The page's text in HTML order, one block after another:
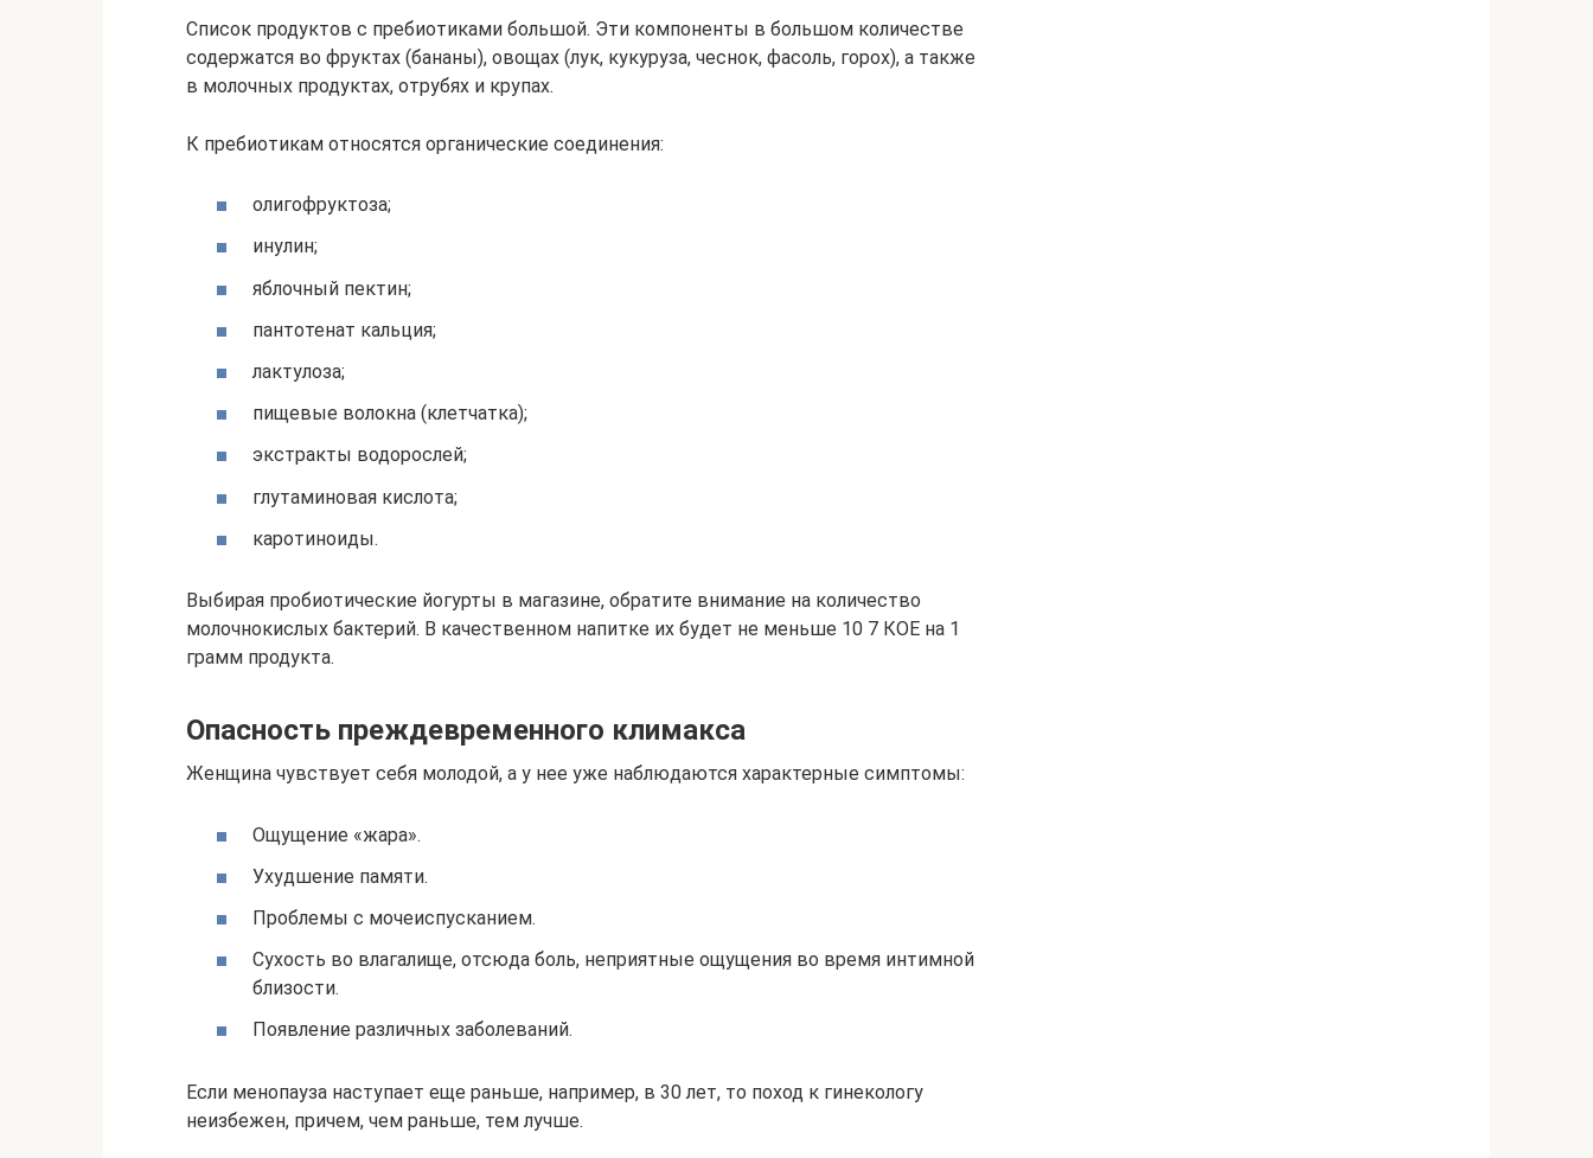
Список продуктов с пребиотиками большой. Эти компоненты в большом количестве
содержатся во фруктах (бананы), овощах (лук, кукуруза, чеснок, фасоль, горох), а также
в молочных продуктах, отрубях и крупах.
К пребиотикам относятся органические соединения:
олигофруктоза;
инулин;
яблочный пектин;
пантотенат кальция;
лактулоза;
пищевые волокна (клетчатка);
экстракты водорослей;
глутаминовая кислота;
каротиноиды.
Выбирая пробиотические йогурты в магазине, обратите внимание на количество
молочнокислых бактерий. В качественном напитке их будет не меньше 10 7 КОЕ на 1
грамм продукта.
Опасность преждевременного климакса
Женщина чувствует себя молодой, а у нее уже наблюдаются характерные симптомы:
Ощущение «жара».
Ухудшение памяти.
Проблемы с мочеиспусканием.
Сухость во влагалище, отсюда боль, неприятные ощущения во время интимной
близости.
Появление различных заболеваний.
Если менопауза наступает еще раньше, например, в 30 лет, то поход к гинекологу
неизбежен, причем, чем раньше, тем лучше.